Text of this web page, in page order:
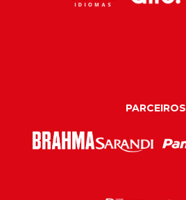
PARCEIROS